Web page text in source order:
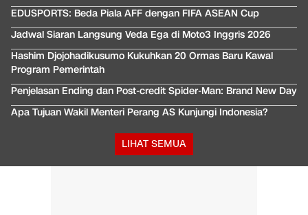
EDUSPORTS: Beda Piala AFF dengan FIFA ASEAN Cup
Jadwal Siaran Langsung Veda Ega di Moto3 Inggris 2026
Hashim Djojohadikusumo Kukuhkan 20 Ormas Baru Kawal
Program Pemerintah
Penjelasan Ending dan Post-credit Spider-Man: Brand New Day
Apa Tujuan Wakil Menteri Perang AS Kunjungi Indonesia?
LIHAT SEMUA